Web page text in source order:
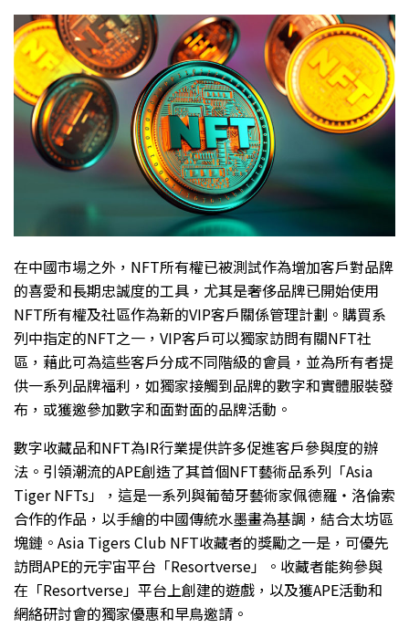
在中國市場之外，NFT所有權已被測試作為增加客戶對品牌
的喜愛和長期忠誠度的工具，尤其是奢侈品牌已開始使用
NFT所有權及社區作為新的VIP客戶關係管理計劃。購買系
列中指定的NFT之一，VIP客戶可以獨家訪問有關NFT社
區，藉此可為這些客戶分成不同階級的會員，並為所有者提
供一系列品牌福利，如獨家接觸到品牌的數字和實體服裝發
布，或獲邀參加數字和面對面的品牌活動。
數字收藏品和NFT為IR行業提供許多促進客戶參與度的辦
法。引領潮流的APE創造了其首個NFT藝術品系列「Asia
Tiger NFTs」，這是一系列與葡萄牙藝術家佩德羅・洛倫索
合作的作品，以手繪的中國傳統水墨畫為基調，結合太坊區
塊鏈。Asia Tigers Club NFT收藏者的獎勵之一是，可優先
訪問APE的元宇宙平台「Resortverse」。收藏者能夠參與
在「Resortverse」平台上創建的遊戲，以及獲APE活動和
網絡研討會的獨家優惠和早鳥邀請。